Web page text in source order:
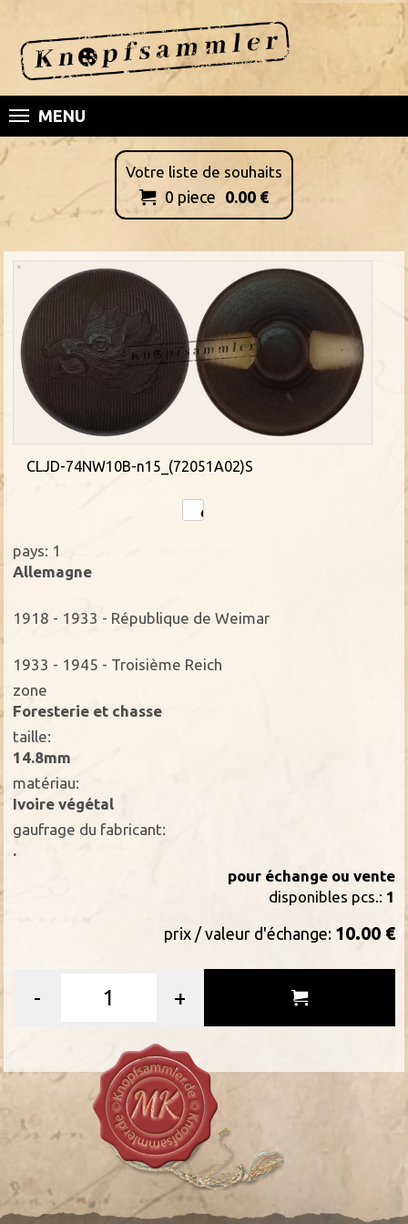
MENU
Votre liste de souhaits
 0 piece 0.00 €
CLJD-74NW10B-n15_(72051A02)S
pays: 1
Allemagne
1918 - 1933 - République de Weimar
1933 - 1945 - Troisième Reich
zone
Foresterie et chasse
taille:
14.8mm
matériau:
Ivoire végétal
gaufrage du fabricant:
.
pour échange ou vente
disponibles pcs.: 1
prix / valeur d'échange: 10.00 €
- +